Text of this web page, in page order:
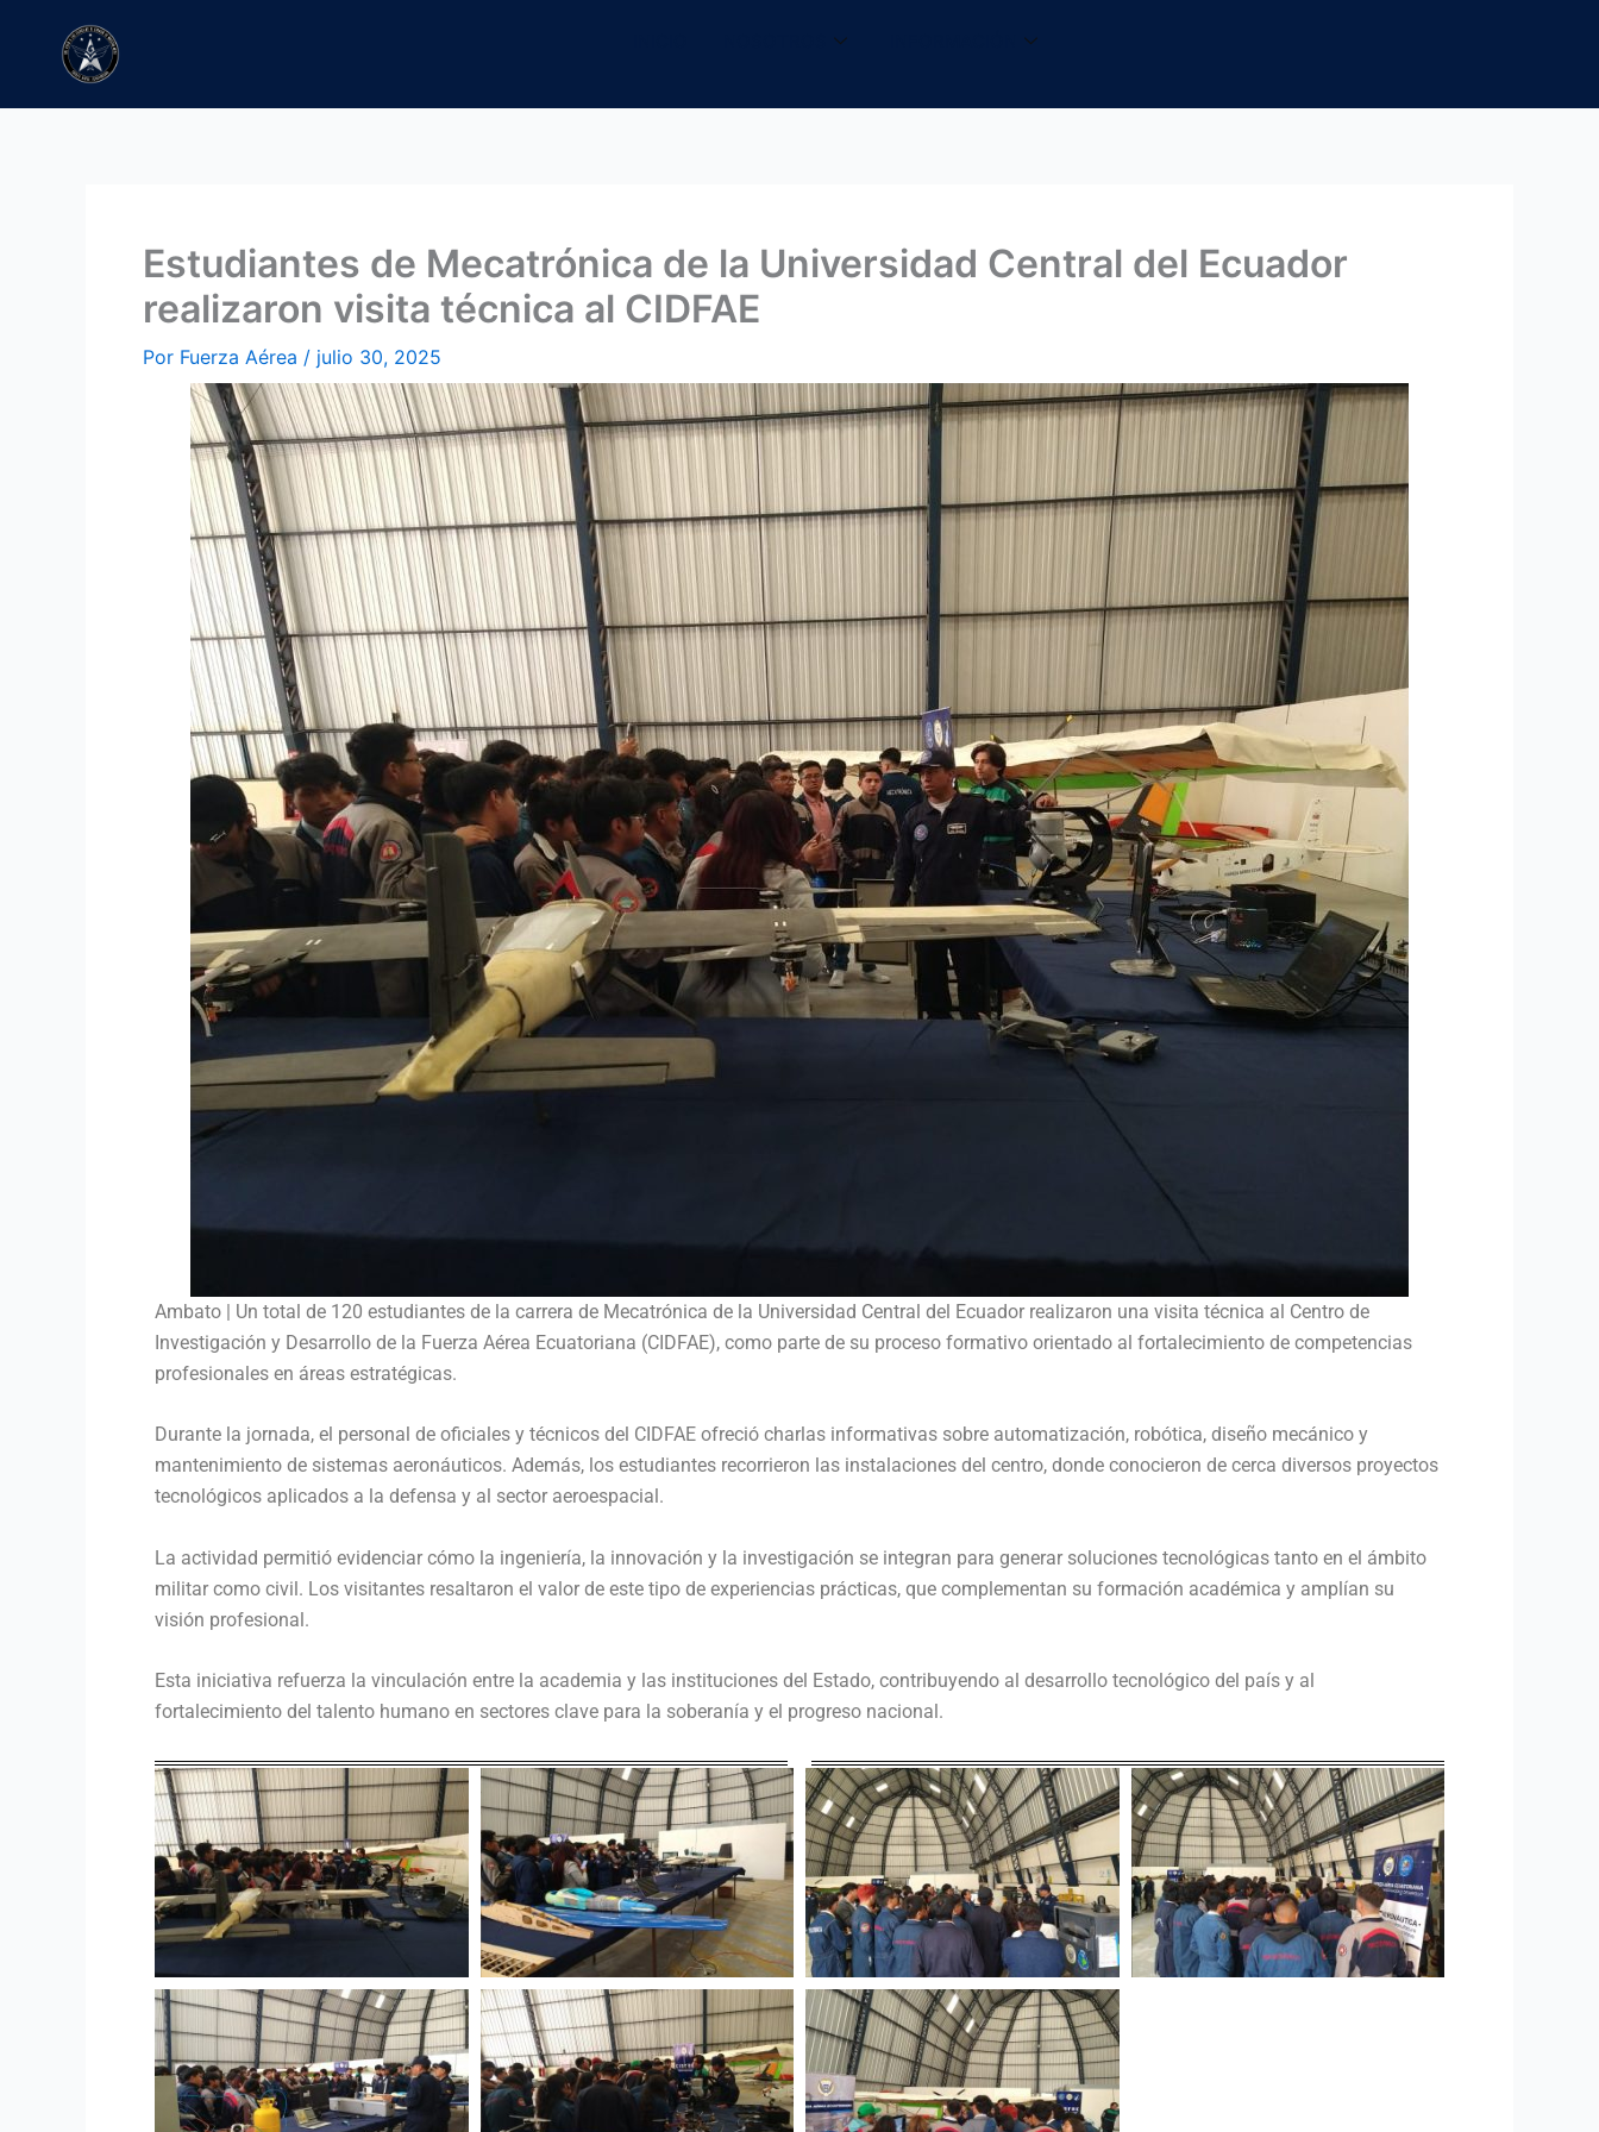
contenido
Estudiantes de Mecatrónica de la Universidad Central del Ecuador
realizaron visita técnica al CIDFAE
Por Fuerza Aérea / julio 30, 2025
Ambato | Un total de 120 estudiantes de la carrera de Mecatrónica de la Universidad Central del Ecuador realizaron una visita técnica al Centro de
Investigación y Desarrollo de la Fuerza Aérea Ecuatoriana (CIDFAE), como parte de su proceso formativo orientado al fortalecimiento de competencias
profesionales en áreas estratégicas.
Durante la jornada, el personal de oficiales y técnicos del CIDFAE ofreció charlas informativas sobre automatización, robótica, diseño mecánico y
mantenimiento de sistemas aeronáuticos. Además, los estudiantes recorrieron las instalaciones del centro, donde conocieron de cerca diversos proyectos
tecnológicos aplicados a la defensa y al sector aeroespacial.
La actividad permitió evidenciar cómo la ingeniería, la innovación y la investigación se integran para generar soluciones tecnológicas tanto en el ámbito
militar como civil. Los visitantes resaltaron el valor de este tipo de experiencias prácticas, que complementan su formación académica y amplían su
visión profesional.
Esta iniciativa refuerza la vinculación entre la academia y las instituciones del Estado, contribuyendo al desarrollo tecnológico del país y al
fortalecimiento del talento humano en sectores clave para la soberanía y el progreso nacional.